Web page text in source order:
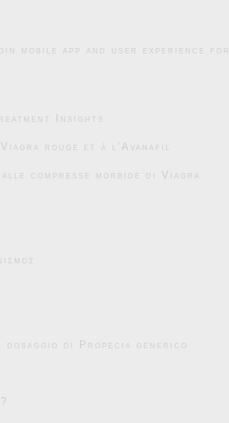
mobile app and user experience for
Insights
rouge et à l’Avanafil
compresse morbide di Viagra
dosaggio di Propecia generico